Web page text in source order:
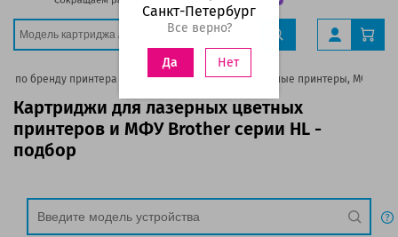
Санкт-Петербург
Все верно?
Да Нет
по бренду принтера Brother Лазерные цветные принтеры, МФУ
Картриджи для лазерных цветных
принтеров и МФУ Brother серии HL -
подбор